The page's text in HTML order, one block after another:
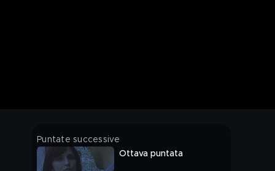
Puntate successive
Ottava puntata